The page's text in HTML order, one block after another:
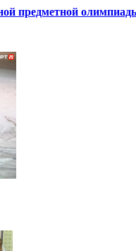
предметной